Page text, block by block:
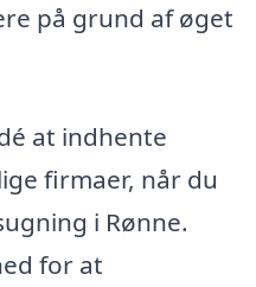
på grund af øget
at indhente
firmaer, når du
i Rønne.
for at